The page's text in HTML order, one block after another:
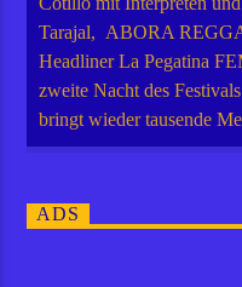
Tarajal, ABORA
Headliner La Pegatina
zweite Nacht des
bringt wieder tausende
ADS